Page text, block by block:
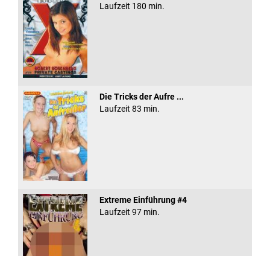
Laufzeit 180 min.
Die Tricks der Aufre ...
Laufzeit 83 min.
Extreme Einführung #4
Laufzeit 97 min.